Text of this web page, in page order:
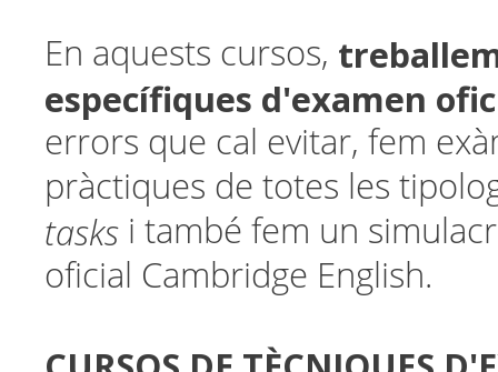
En aquests cursos,
específiques d'examen
errors que cal evitar, fem
pràctiques de totes les
tasks i també fem un
oficial Cambridge English.